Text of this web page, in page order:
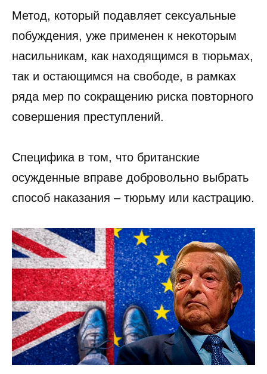
Метод, который подавляет сексуальные
побуждения, уже применен к некоторым
насильникам, как находящимся в тюрьмах,
так и остающимся на свободе, в рамках
ряда мер по сокращению риска повторного
совершения преступлений.
Специфика в том, что британские
осужденные вправе добровольно выбрать
способ наказания – тюрьму или кастрацию.